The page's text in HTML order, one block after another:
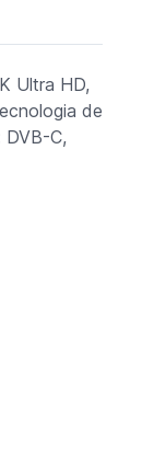
Ultra HD,
de
DVB-C,